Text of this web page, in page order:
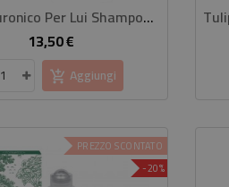
Acido Ialuronico Per Lui Shampoo Doccia Tonificante
13,50 €Prezzo
Aggiungi
-20%
PREZZO SCONTATO